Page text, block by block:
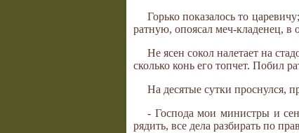
Горько показалось то
ратную, опоясал меч-кладенец, в
Не ясен сокол налетает на
сколько конь его топчет. Побил
На десятые сутки проснулся,
- Господа мои министры и
рядить, все дела разбирать по